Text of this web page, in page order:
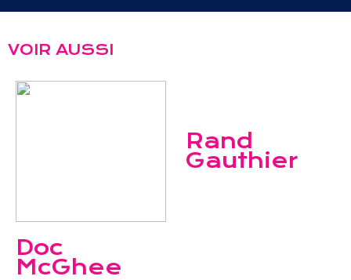
VOIR AUSSI
Doc
McGhee
Rand
Gauthier